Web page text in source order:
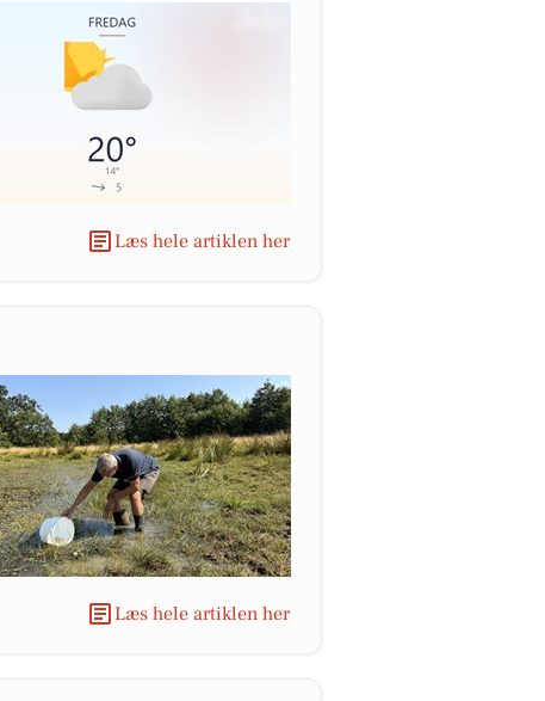
Læs hele artiklen her
Læs hele artiklen her